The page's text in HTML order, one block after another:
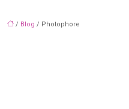
/ Blog / Photophore